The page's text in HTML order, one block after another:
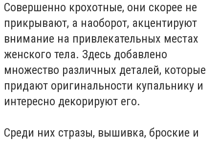
Совершенно крохотные, они скорее не
прикрывают, а наоборот, акцентируют
внимание на привлекательных местах
женского тела. Здесь добавлено
множество различных деталей, которые
придают оригинальности купальнику и
интересно декорируют его.
Среди них стразы, вышивка, броские и